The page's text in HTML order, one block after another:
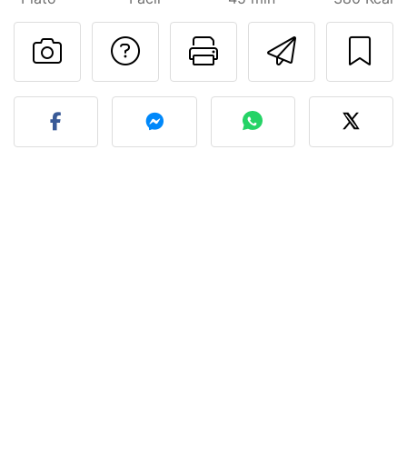
Imprimir
Preguntar al autor
Publicar la foto de esta